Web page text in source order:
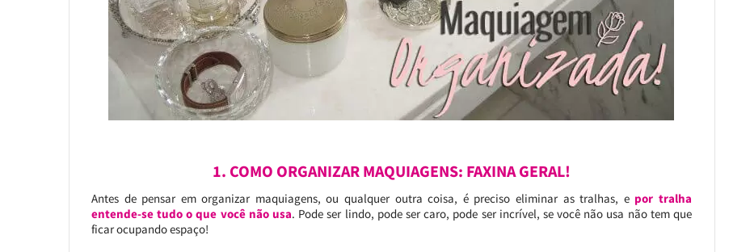
1. COMO ORGANIZAR MAQUIAGENS: FAXINA GERAL!
Antes de pensar em organizar maquiagens, ou qualquer outra coisa, é preciso eliminar as tralhas, e por tralha
entende-se tudo o que você não usa. Pode ser lindo, pode ser caro, pode ser incrível, se você não usa não tem que
ficar ocupando espaço!